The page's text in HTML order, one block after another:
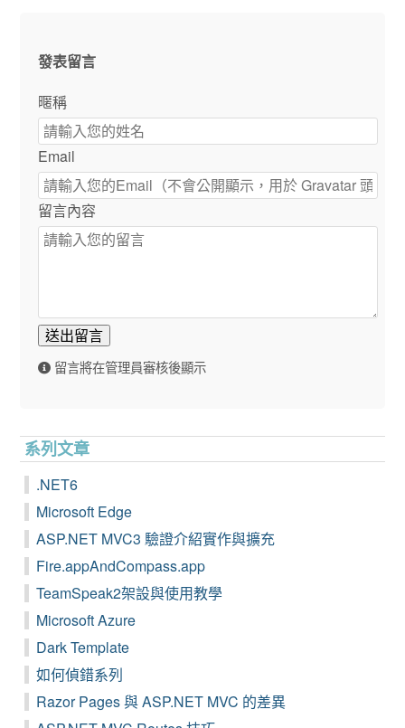
發表留言
暱稱
Email
留言內容
送出留言
留言將在管理員審核後顯示
系列文章
.NET6
Microsoft Edge
ASP.NET MVC3 驗證介紹實作與擴充
Fire.appAndCompass.app
TeamSpeak2架設與使用教學
Microsoft Azure
Dark Template
如何偵錯系列
Razor Pages 與 ASP.NET MVC 的差異